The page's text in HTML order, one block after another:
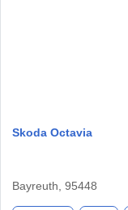
Skoda Octavia
Bayreuth, 95448